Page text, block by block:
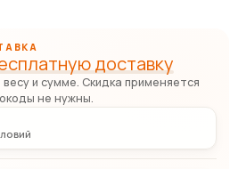
доставку
и сумме. Скидка применяется
не нужны.